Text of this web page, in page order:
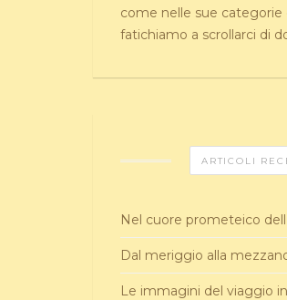
come nelle sue categorie
fatichiamo a scrollarci di
ARTICOLI
Nel cuore prometeico
Dal meriggio alla
Le immagini del viaggio